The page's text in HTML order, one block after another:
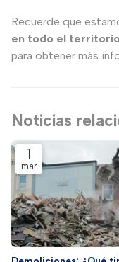
Recuerde que
en todo el
para obtener más
Noticias
1
mar